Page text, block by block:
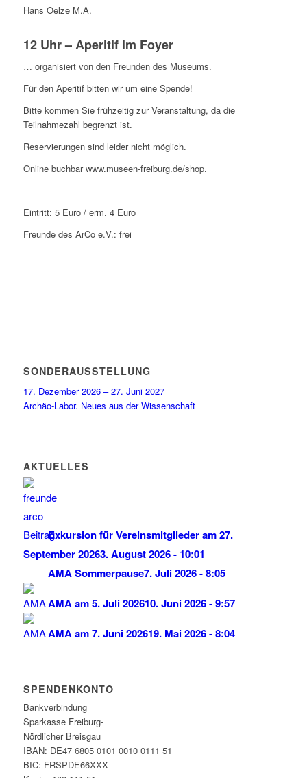
Hans Oelze M.A.
12 Uhr – Aperitif im Foyer
… organisiert von den Freunden des Museums.
Für den Aperitif bitten wir um eine Spende!
Bitte kommen Sie frühzeitig zur Veranstaltung, da die
Teilnahmezahl begrenzt ist.
Reservierungen sind leider nicht möglich.
Online buchbar www.museen-freiburg.de/shop.
Eintritt: 5 Euro / erm. 4 Euro
Freunde des ArCoe.V.: frei
SONDERAUSSTELLUNG
17. Dezember 2026 – 27. Juni 2027
Archäo-Labor. Neues aus der Wissenschaft
AKTUELLES
Exkursion für Vereinsmitglieder am 27.
September 20263. August 2026 - 10:01
AMA Sommerpause7. Juli 2026 - 8:05
AMA am 5. Juli 202610. Juni 2026 - 9:57
AMA am 7. Juni 202619. Mai 2026 - 8:04
SPENDENKONTO
Bankverbindung
Sparkasse Freiburg-
Nördlicher Breisgau
IBAN: DE47 6805 0101 0010 0111 51
BIC: FRSPDE66XXX